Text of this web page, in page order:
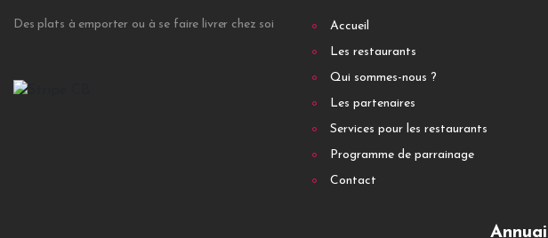
Des plats à emporter ou à se faire livrer chez soi
Accueil
Les restaurants
Qui sommes-nous ?
Les partenaires
Services pour les restaurants
Programme de parrainage
Contact